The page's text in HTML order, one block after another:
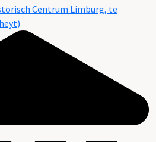
Centrum Limburg, te